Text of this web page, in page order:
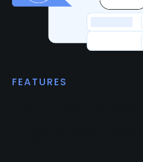
FEATURES